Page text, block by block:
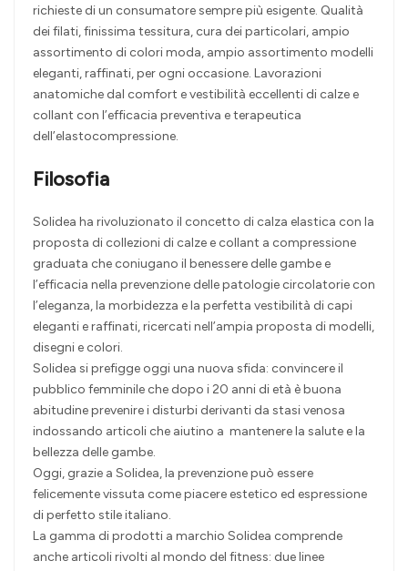
richieste di un consumatore sempre più esigente. Qualità
dei filati, finissima tessitura, cura dei particolari, ampio
assortimento di colori moda, ampio assortimento modelli
eleganti, raffinati, per ogni occasione. Lavorazioni
anatomiche dal comfort e vestibilità eccellenti di calze e
collant con l’efficacia preventiva e terapeutica
dell’elastocompressione.
Filosofia
Solidea ha rivoluzionato il concetto di calza elastica con la
proposta di collezioni di calze e collant a compressione
graduata che coniugano il benessere delle gambe e
l’efficacia nella prevenzione delle patologie circolatorie con
l’eleganza, la morbidezza e la perfetta vestibilità di capi
eleganti e raffinati, ricercati nell’ampia proposta di modelli,
disegni e colori.
Solidea si prefigge oggi una nuova sfida: convincere il
pubblico femminile che dopo i 20 anni di età è buona
abitudine prevenire i disturbi derivanti da stasi venosa
indossando articoli che aiutino a mantenere la salute e la
bellezza delle gambe.
Oggi, grazie a Solidea, la prevenzione può essere
felicemente vissuta come piacere estetico ed espressione
di perfetto stile italiano.
La gamma di prodotti a marchio Solidea comprende
anche articoli rivolti al mondo del fitness: due linee